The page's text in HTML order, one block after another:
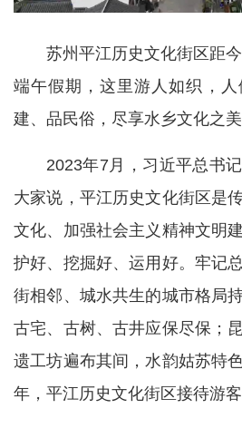
苏州平江历史文化街区距
端午假期，这里游人如织，
建、品民俗，尽享水乡文化之美
2023年7月，习近平总书
大家说，平江历史文化街区是
文化、加强社会主义精神文明
护好、挖掘好、运用好。牢记
街相邻、城水共生的城市格局
古宅、古树、古井应保尽保；
遗工坊遍布其间，水韵姑苏特
年，平江历史文化街区接待游